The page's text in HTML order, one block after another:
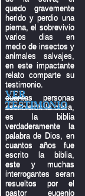
quedo gravemente
herido y perdio una
pierna, el sobrevivio
varios dias en
medio de insectos y
animales salvajes,
en este impactante
relato comparte su
testimonio.
VER
TESTIMONIO
cuantas personas
escribieron la biblia,
es la biblia
verdaderamente la
palabra de Dios, en
cuantos años fue
escrito la biblia,
este y muchas
interrogantes seran
resueltos por el
pastor eugenio